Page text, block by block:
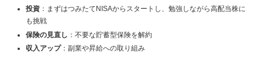
投資 ：まずはつみたてNISAからスタートし、勉強しながら高配当株に
も挑戦
保険の見直し ：不要な貯蓄型保険を解約
収入アップ：副業や昇給への取り組み